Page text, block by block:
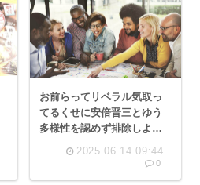
お前らってリベラル気取っ
てるくせに安倍晋三とゆう
多様性を認めず排除しよう
としてたよな
2025.06.14 09:44
0